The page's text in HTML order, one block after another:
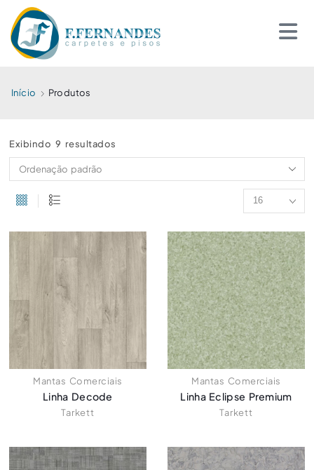
Início Produtos
Exibindo 9 resultados
Mantas Comerciais
Linha Decode
Tarkett
Mantas Comerciais
Linha Eclipse Premium
Tarkett